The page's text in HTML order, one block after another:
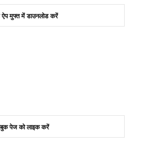
ऐप मुफ्त में डाउनलोड करें
पेज को लाइक करें